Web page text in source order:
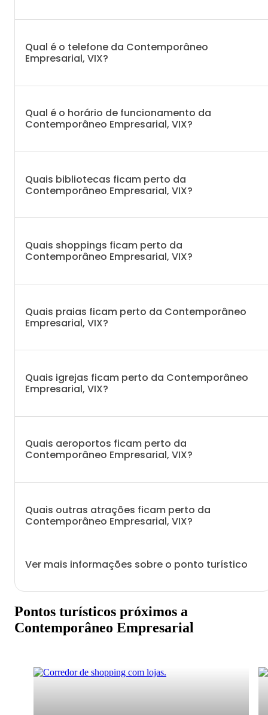
Qual é o telefone da Contemporâneo
Empresarial, VIX?
Qual é o horário de funcionamento da
Contemporâneo Empresarial, VIX?
Quais bibliotecas ficam perto da
Contemporâneo Empresarial, VIX?
Quais shoppings ficam perto da
Contemporâneo Empresarial, VIX?
Quais praias ficam perto da Contemporâneo
Empresarial, VIX?
Quais igrejas ficam perto da Contemporâneo
Empresarial, VIX?
Quais aeroportos ficam perto da
Contemporâneo Empresarial, VIX?
Quais outras atrações ficam perto da
Contemporâneo Empresarial, VIX?
Ver mais informações sobre o ponto turístico
Pontos turísticos próximos a
Contemporâneo Empresarial